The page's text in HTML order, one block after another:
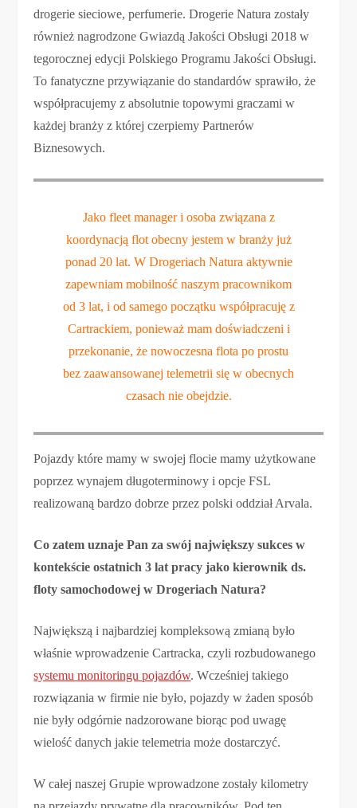
drogerie sieciowe, perfumerie. Drogerie Natura zostały
również nagrodzone Gwiazdą Jakości Obsługi 2018 w
tegorocznej edycji Polskiego Programu Jakości Obsługi.
To fanatyczne przywiązanie do standardów sprawiło, że
współpracujemy z absolutnie topowymi graczami w
każdej branży z której czerpiemy Partnerów
Biznesowych.
Jako fleet manager i osoba związana z
koordynacją flot obecny jestem w branży już
ponad 20 lat. W Drogeriach Natura aktywnie
zapewniam mobilność naszym pracownikom
od 3 lat, i od samego początku współpracuję z
Cartrackiem, ponieważ mam doświadczeni i
przekonanie, że nowoczesna flota po prostu
bez zaawansowanej telemetrii się w obecnych
czasach nie obejdzie.
Pojazdy które mamy w swojej flocie mamy użytkowane
poprzez wynajem długoterminowy i opcje FSL
realizowaną bardzo dobrze przez polski oddział Arvala.
Co zatem uznaje Pan za swój największy sukces w
kontekście ostatnich 3 lat pracy jako kierownik ds.
floty samochodowej w Drogeriach Natura?
Największą i najbardziej kompleksową zmianą było
właśnie wprowadzenie Cartracka, czyli rozbudowanego
systemu monitoringu pojazdów. Wcześniej takiego
rozwiązania w firmie nie było, pojazdy w żaden sposób
nie były odgórnie nadzorowane biorąc pod uwagę
wielość danych jakie telemetria może dostarczyć.
W całej naszej Grupie wprowadzone zostały kilometry